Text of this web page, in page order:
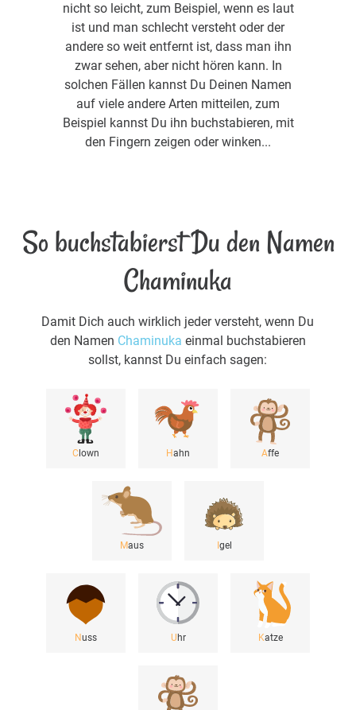
nicht so leicht, zum Beispiel, wenn es laut
ist und man schlecht versteht oder der
andere so weit entfernt ist, dass man ihn
zwar sehen, aber nicht hören kann. In
solchen Fällen kannst Du Deinen Namen
auf viele andere Arten mitteilen, zum
Beispiel kannst Du ihn buchstabieren, mit
den Fingern zeigen oder winken...
So buchstabierst Du den Namen
Chaminuka
Damit Dich auch wirklich jeder versteht, wenn Du
den Namen Chaminuka einmal buchstabieren
sollst, kannst Du einfach sagen:
C lown Hahn Affe
Maus gel
Nuss U hr Katze